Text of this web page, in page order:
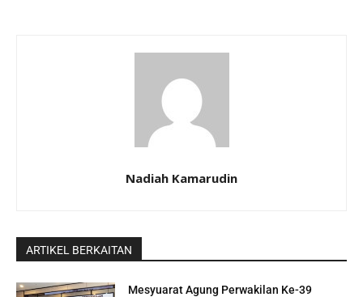
Nadiah Kamarudin
ARTIKEL BERKAITAN
Mesyuarat Agung Perwakilan Ke-39